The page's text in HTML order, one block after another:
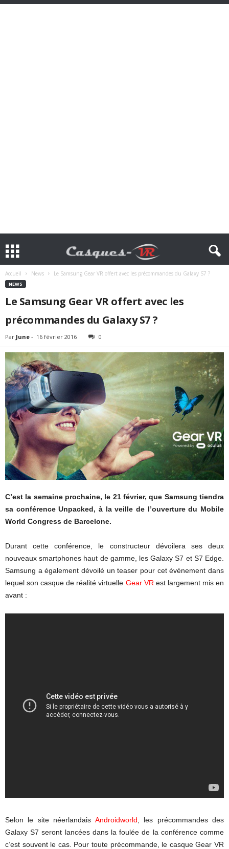
Accueil News Le Samsung Gear VR offert avec les précommandes du Galaxy S7 ?
NEWS
Le Samsung Gear VR offert avec les
précommandes du Galaxy S7 ?
Par June - 16 février 2016 0
C’est la semaine prochaine, le 21 février, que Samsung tiendra
sa conférence Unpacked, à la veille de l’ouverture du Mobile
World Congress de Barcelone.
Durant cette conférence, le constructeur dévoilera ses deux
nouveaux smartphones haut de gamme, les Galaxy S7 et S7 Edge.
Samsung a également dévoilé un teaser pour cet événement dans
lequel son casque de réalité virtuelle Gear VR est largement mis en
avant :
Selon le site néerlandais Androidworld , les précommandes des
Galaxy S7 seront lancées dans la foulée de la conférence comme
c’est souvent le cas. Pour toute précommande, le casque Gear VR